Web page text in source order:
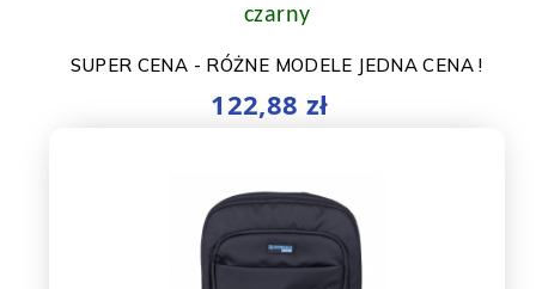
czarny
SUPER CENA - RÓŻNE MODELE JEDNA CENA !
122,88 zł